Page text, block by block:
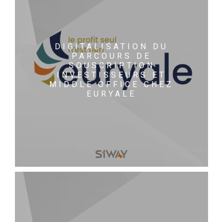
DIGITALISATION DU
PARCOURS DE
SOUSCRIPTION
INVESTISSEURS ET
MIDDLE OFFICE CHEZ
EURYALE